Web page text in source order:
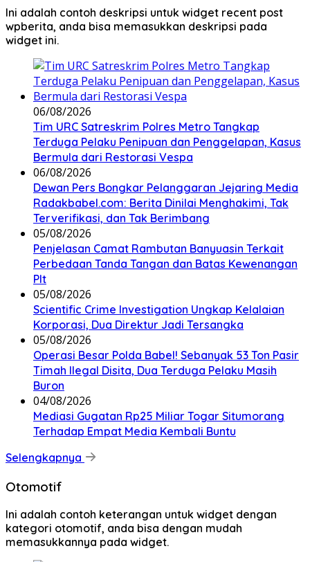
Ini adalah contoh deskripsi untuk widget recent post
wpberita, anda bisa memasukkan deskripsi pada
widget ini.
06/08/2026
Tim URC Satreskrim Polres Metro Tangkap
Terduga Pelaku Penipuan dan Penggelapan, Kasus
Bermula dari Restorasi Vespa
06/08/2026
Dewan Pers Bongkar Pelanggaran Jejaring Media
Radakbabel.com: Berita Dinilai Menghakimi, Tak
Terverifikasi, dan Tak Berimbang
05/08/2026
Penjelasan Camat Rambutan Banyuasin Terkait
Perbedaan Tanda Tangan dan Batas Kewenangan
Plt
05/08/2026
Scientific Crime Investigation Ungkap Kelalaian
Korporasi, Dua Direktur Jadi Tersangka
05/08/2026
Operasi Besar Polda Babel! Sebanyak 53 Ton Pasir
Timah Ilegal Disita, Dua Terduga Pelaku Masih
Buron
04/08/2026
Mediasi Gugatan Rp25 Miliar Togar Situmorang
Terhadap Empat Media Kembali Buntu
Selengkapnya
Otomotif
Ini adalah contoh keterangan untuk widget dengan
kategori otomotif, anda bisa dengan mudah
memasukkannya pada widget.